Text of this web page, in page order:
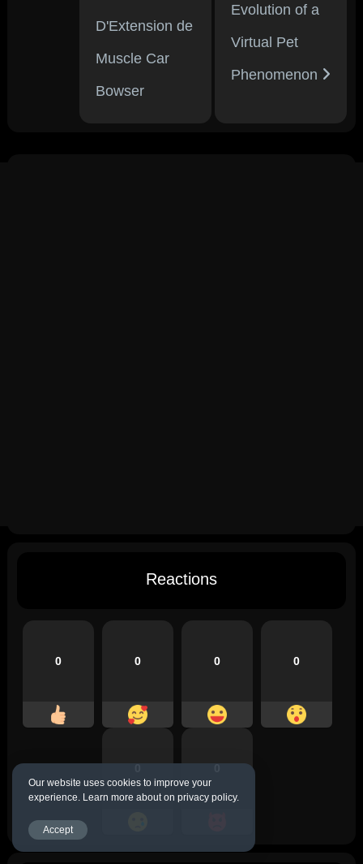
D'Extension de
Muscle Car
Bowser
Evolution of a
Virtual Pet
Phenomenon
Reactions
0 0 0 0
Our website uses cookies to improve your
experience. Learn more about on privacy policy.
Accept